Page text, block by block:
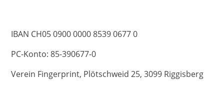
IBAN CH05 0900 0000 8539 0677 0
PC-Konto: 85-390677-0
Verein Fingerprint, Plötschweid 25, 3099 Riggisberg